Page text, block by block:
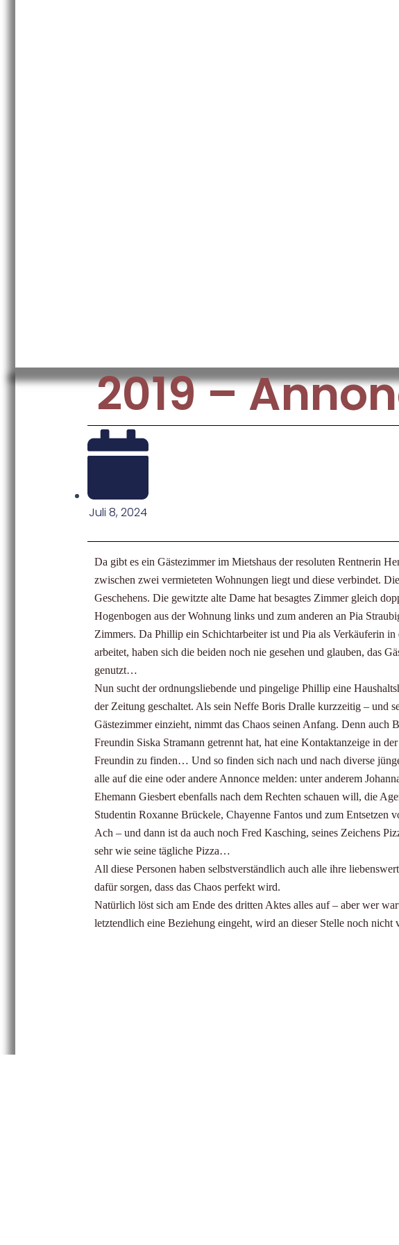
2019 –
Juli 8, 2024
Da gibt es ein Gästezimmer im Mietshaus der resoluten Rentnerin
zwischen zwei vermieteten Wohnungen liegt und diese verbindet.
Geschehens. Die gewitzte alte Dame hat besagtes Zimmer gleich
Hogenbogen aus der Wohnung links und zum anderen an Pia
Zimmers. Da Phillip ein Schichtarbeiter ist und Pia als Verkäuferin in
arbeitet, haben sich die beiden noch nie gesehen und glauben, das
genutzt…
Nun sucht der ordnungsliebende und pingelige Phillip eine
der Zeitung geschaltet. Als sein Neffe Boris Dralle kurzzeitig – und
Gästezimmer einzieht, nimmt das Chaos seinen Anfang. Denn auch
Freundin Siska Stramann getrennt hat, hat eine Kontaktanzeige in
Freundin zu finden… Und so finden sich nach und nach diverse
alle auf die eine oder andere Annonce melden: unter anderem
Ehemann Giesbert ebenfalls nach dem Rechten schauen will, die
Studentin Roxanne Brückele, Chayenne Fantos und zum Entsetzen
Ach – und dann ist da auch noch Fred Kasching, seines Zeichens
sehr wie seine tägliche Pizza…
All diese Personen haben selbstverständlich auch alle ihre
dafür sorgen, dass das Chaos perfekt wird.
Natürlich löst sich am Ende des dritten Aktes alles auf – aber wer
letztendlich eine Beziehung eingeht, wird an dieser Stelle noch nicht